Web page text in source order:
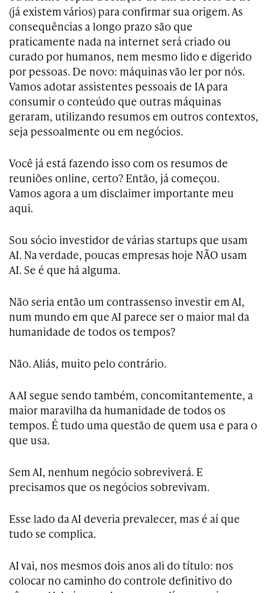
(já existem vários) para confirmar sua origem. As
consequências a longo prazo são que
praticamente nada na internet será criado ou
curado por humanos, nem mesmo lido e digerido
por pessoas. De novo: máquinas vão ler por nós.
Vamos adotar assistentes pessoais de IA para
consumir o conteúdo que outras máquinas
geraram, utilizando resumos em outros contextos,
seja pessoalmente ou em negócios.
Você já está fazendo isso com os resumos de
reuniões online, certo? Então, já começou.
Vamos agora a um disclaimer importante meu
aqui.
Sou sócio investidor de várias startups que usam
AI. Na verdade, poucas empresas hoje NÃO usam
AI. Se é que há alguma.
Não seria então um contrassenso investir em AI,
num mundo em que AI parece ser o maior mal da
humanidade de todos os tempos?
Não. Aliás, muito pelo contrário.
A AI segue sendo também, concomitantemente, a
maior maravilha da humanidade de todos os
tempos. É tudo uma questão de quem usa e para o
que usa.
Sem AI, nenhum negócio sobreviverá. E
precisamos que os negócios sobrevivam.
Esse lado da AI deveria prevalecer, mas é aí que
tudo se complica.
AI vai, nos mesmos dois anos ali do título: nos
colocar no caminho do controle definitivo do